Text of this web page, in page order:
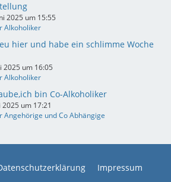
2025 um 15:55
Alkoholiker
hier und habe ein schlimme Woche
2025 um 16:05
Alkoholiker
bin Co-Alkoholiker
2025 um 17:21
Angehörige und Co Abhängige
Impressum